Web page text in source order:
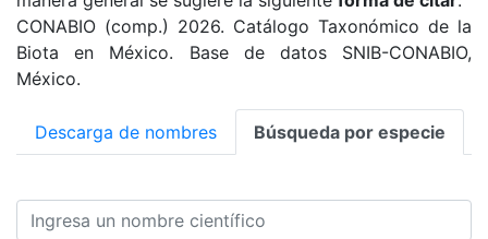
CONABIO (comp.) 2026. Catálogo Taxonómico de la
Biota en México. Base de datos SNIB-CONABIO,
México.
Descarga de nombres Búsqueda por especie